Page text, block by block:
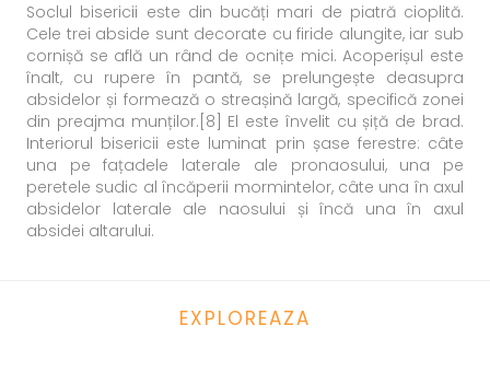
Soclul bisericii este din bucăți mari de piatră cioplită.
Cele trei abside sunt decorate cu firide alungite, iar sub
cornișă se află un rând de ocnițe mici. Acoperișul este
înalt, cu rupere în pantă, se prelungește deasupra
absidelor și formează o streașină largă, specifică zonei
din preajma munților.[8] El este învelit cu șiță de brad.
Interiorul bisericii este luminat prin șase ferestre: câte
una pe fațadele laterale ale pronaosului, una pe
peretele sudic al încăperii mormintelor, câte una în axul
absidelor laterale ale naosului și încă una în axul
absidei altarului.
EXPLOREAZA